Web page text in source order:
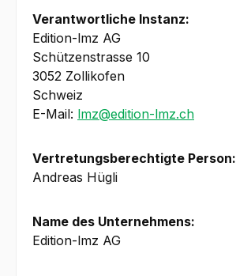
Verantwortliche Instanz:
Edition-lmz AG
Schützenstrasse 10
3052 Zollikofen
Schweiz
E-Mail: lmz@edition-lmz.ch
Vertretungsberechtigte Person:
Andreas Hügli
Name des Unternehmens:
Edition-lmz AG